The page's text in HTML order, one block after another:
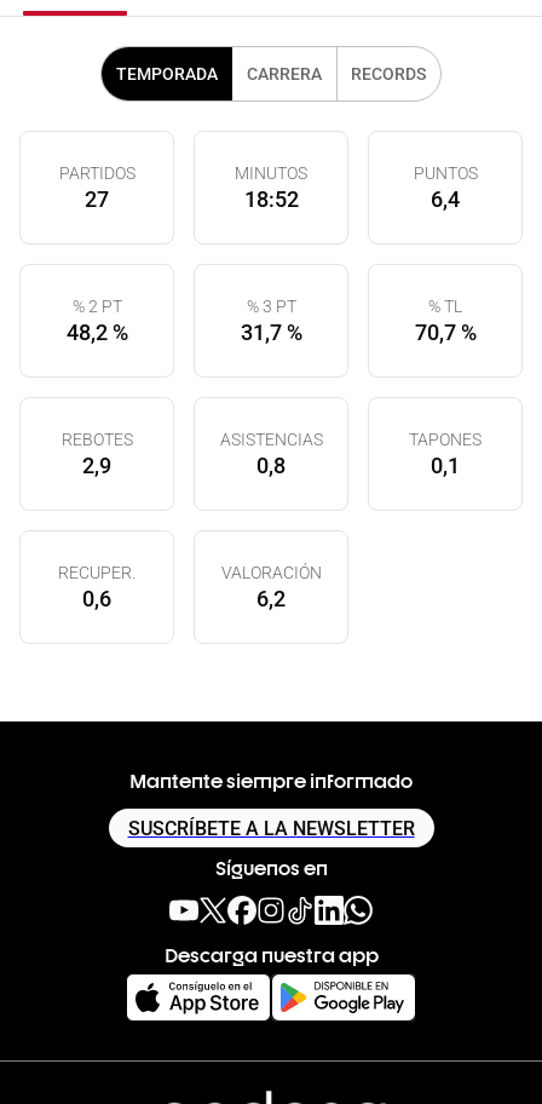
TEMPORADA CARRERA RECORDS
PARTIDOS
27
MINUTOS
18:52
PUNTOS
6,4
% 2 PT
48,2 %
% 3 PT
31,7 %
% TL
70,7 %
REBOTES
2,9
ASISTENCIAS
0,8
TAPONES
0,1
RECUPER.
0,6
VALORACIÓN
6,2
Mantente siempre informado
SUSCRÍBETE A LA NEWSLETTER
Síguenos en
Descarga nuestra app